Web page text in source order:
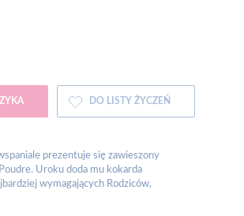
DO LISTY ŻYCZEŃ
prezentuje się zawieszony
Uroku doda mu kokarda
wymagających Rodziców,